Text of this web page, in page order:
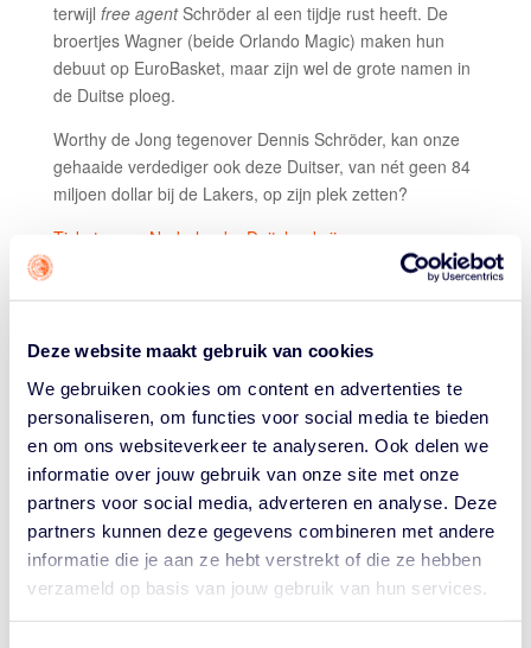
Deze website maakt gebruik van cookies
We gebruiken cookies om content en advertenties te
personaliseren, om functies voor social media te bieden
en om ons websiteverkeer te analyseren. Ook delen we
informatie over jouw gebruik van onze site met onze
partners voor social media, adverteren en analyse. Deze
partners kunnen deze gegevens combineren met andere
informatie die je aan ze hebt verstrekt of die ze hebben
verzameld op basis van jouw gebruik van hun services.
terwijl free agentSchröder al een tijdje rust heeft. De
broertjes Wagner (beide Orlando Magic) maken hun
debuut op EuroBasket, maar zijn wel de grote namen in
de Duitse ploeg.
Worthy de Jong tegenover Dennis Schröder, kan onze
gehaaide verdediger ook deze Duitser, van nét geen 84
miljoen dollar bij de Lakers, op zijn plek zetten?
Tickets voor Nederland – Duitsland zijn nog
beschikbaar!
Litouwen – oefenwedstrijd)
Jonas Valenciunas, Domantis Sabonis.
Voor de laatste oefenwedstrijd in de campagne reizen
de Orange Lions af naar Litouwen. Daar wachten de
Litouwse reuzen Jonas Valenciunas (New Orleans
Pelicans) en Domantis Sabonis (Sacramento Kings).
Beide maakte afgelopen jaar een veelbesproken trade
in de NBA, maar Litouwen zijn ze altijd trouw gebleven.
Kunnen zij als
een gooi doen naar het